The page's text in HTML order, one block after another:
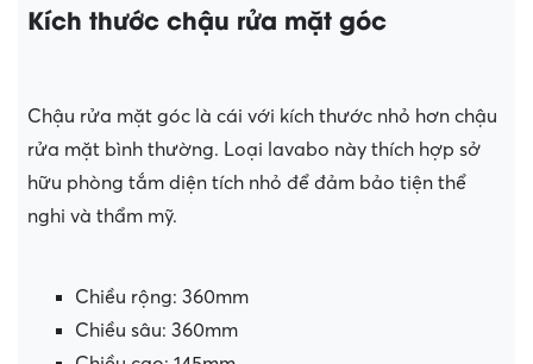
Kích thước chậu rửa mặt góc
Chậu rửa mặt góc là cái với kích thước nhỏ hơn chậu
rửa mặt bình thường. Loại lavabo này thích hợp sở
hữu phòng tắm diện tích nhỏ để đảm bảo tiện thể
nghi và thẩm mỹ.
Chiều rộng: 360mm
Chiều sâu: 360mm